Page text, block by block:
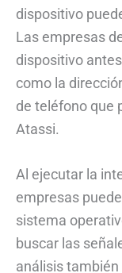
dispositivo
Las empresas
dispositivo
como la
de teléfono que
Atassi.
Al ejecutar la
empresas
sistema
buscar las
análisis